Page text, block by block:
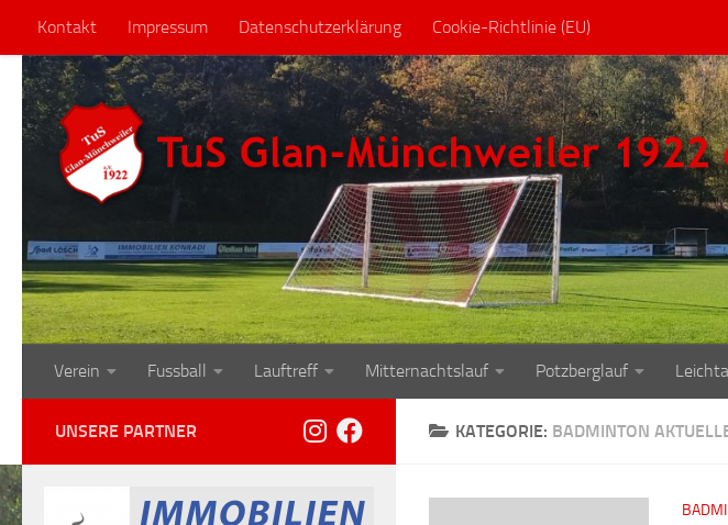
Zum Inhalt springen
Kontakt Impressum Datenschutzerklärung Cookie-Richtlinie (EU)
Verein Fussball Lauftreff Mitternachtslauf Potzberglauf
KATEGORIE: BADMINTON
UNSERE PARTNER